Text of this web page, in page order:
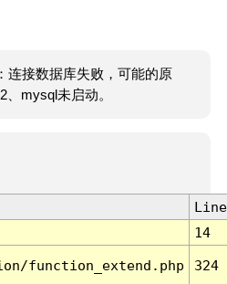
连接数据库失败，可能的原
mysql未启动。
Line
14
function_extend.php 324